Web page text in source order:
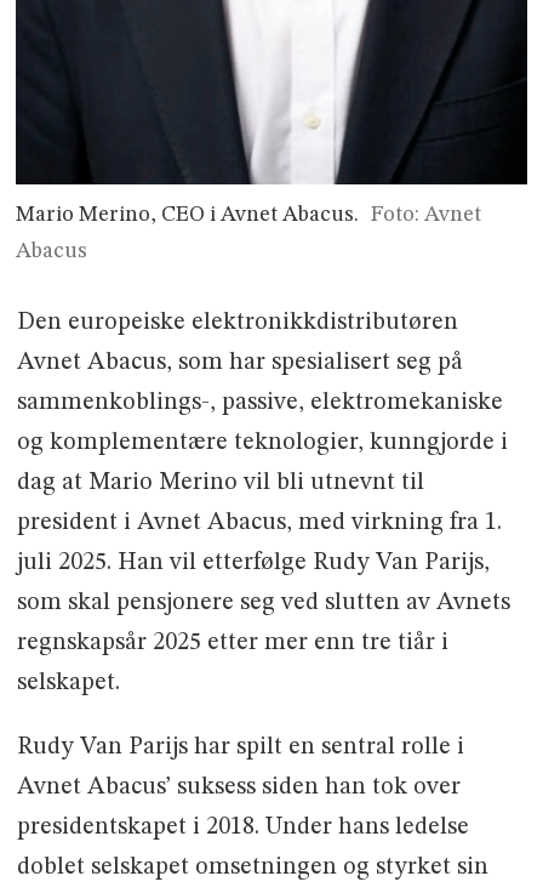
Mario Merino, CEO i Avnet Abacus.
Foto: Avnet
Abacus
Den europeiske elektronikkdistributøren
Avnet Abacus, som har spesialisert seg på
sammenkoblings-, passive, elektromekaniske
og komplementære teknologier, kunngjorde i
dag at Mario Merino vil bli utnevnt til
president i Avnet Abacus, med virkning fra 1.
juli 2025. Han vil etterfølge Rudy Van Parijs,
som skal pensjonere seg ved slutten av Avnets
regnskapsår 2025 etter mer enn tre tiår i
selskapet.
Rudy Van Parijs har spilt en sentral rolle i
Avnet Abacus’ suksess siden han tok over
presidentskapet i 2018. Under hans ledelse
doblet selskapet omsetningen og styrket sin